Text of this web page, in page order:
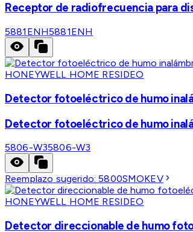
Receptor de radiofrecuencia para
5881ENH5881ENH
HONEYWELL HOME RESIDEO
Detector fotoeléctrico de humo
Detector fotoeléctrico de humo
5806-W35806-W3
Reemplazo sugerido:5800SMOKEV
HONEYWELL HOME RESIDEO
Detector direccionable de humo